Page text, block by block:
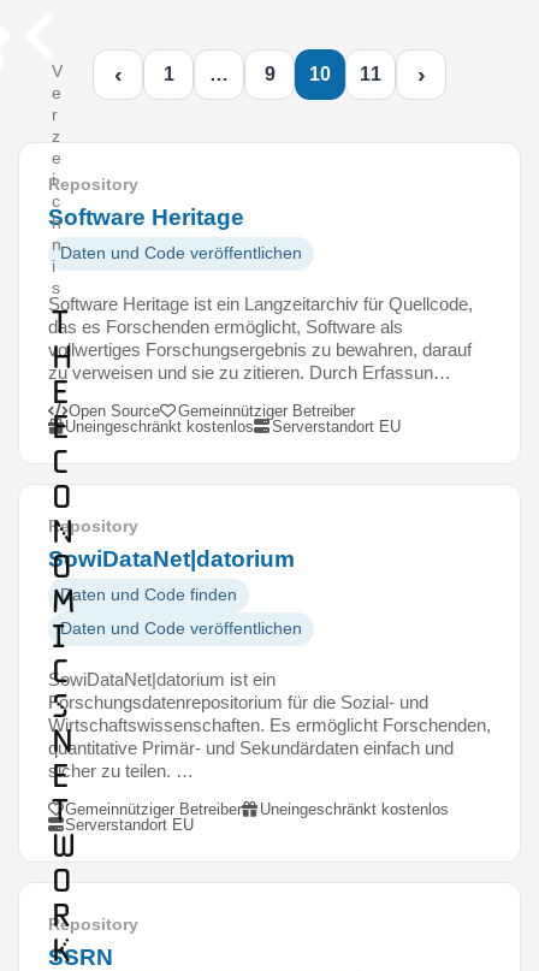
V
e
r
z
e
i
c
h
n
i
s
T
h
e
E
c
o
n
o
m
i
c
s
N
e
t
w
o
r
k
‹ 1 … 9 10 11 ›
Repository
Software Heritage
Daten und Code veröffentlichen
Software Heritage ist ein Langzeitarchiv für Quellcode,
das es Forschenden ermöglicht, Software als
vollwertiges Forschungsergebnis zu bewahren, darauf
zu verweisen und sie zu zitieren. Durch Erfassun…
Open Source
Gemeinnütziger Betreiber
Uneingeschränkt kostenlos
Serverstandort EU
Repository
SowiDataNet|datorium
Daten und Code finden
Daten und Code veröffentlichen
SowiDataNet|datorium ist ein
Forschungsdatenrepositorium für die Sozial- und
Wirtschaftswissenschaften. Es ermöglicht Forschenden,
quantitative Primär- und Sekundärdaten einfach und
sicher zu teilen. …
Gemeinnütziger Betreiber
Uneingeschränkt kostenlos
Serverstandort EU
Repository
SSRN